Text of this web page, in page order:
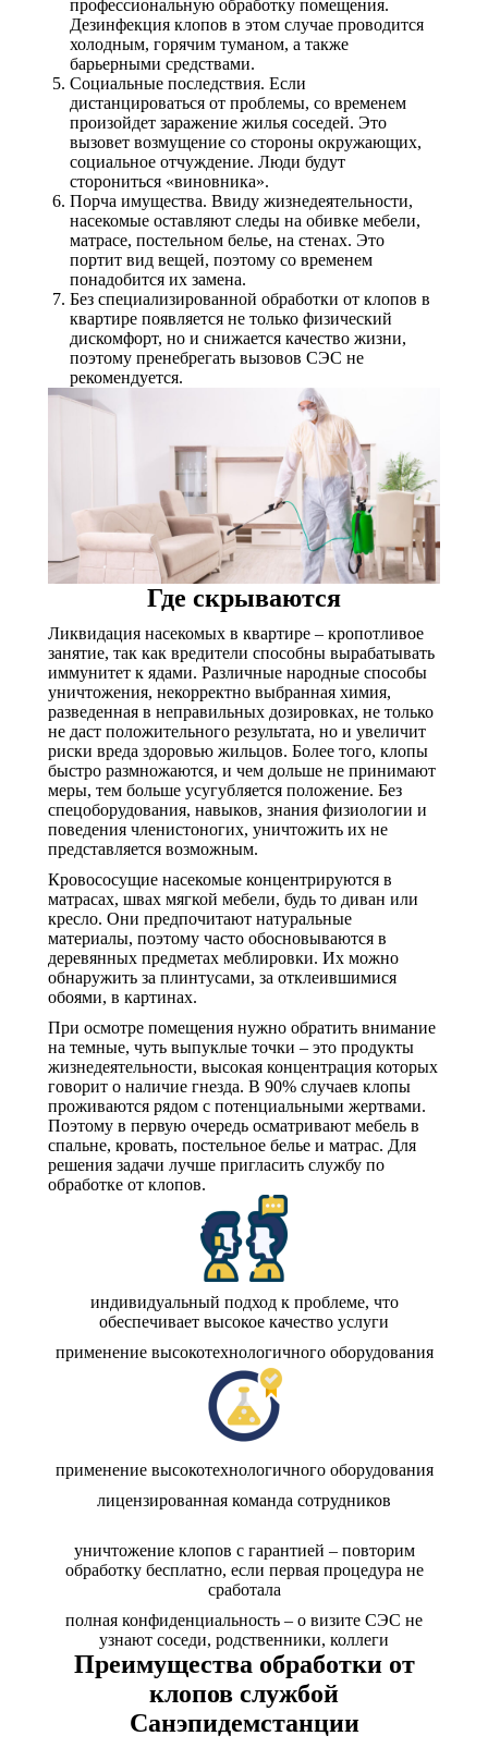
профессиональную обработку помещения.
Дезинфекция клопов в этом случае проводится
холодным, горячим туманом, а также
барьерными средствами.
Социальные последствия. Если
дистанцироваться от проблемы, со временем
произойдет заражение жилья соседей. Это
вызовет возмущение со стороны окружающих,
социальное отчуждение. Люди будут
сторониться «виновника».
Порча имущества. Ввиду жизнедеятельности,
насекомые оставляют следы на обивке мебели,
матрасе, постельном белье, на стенах. Это
портит вид вещей, поэтому со временем
понадобится их замена.
Без специализированной обработки от клопов в
квартире появляется не только физический
дискомфорт, но и снижается качество жизни,
поэтому пренебрегать вызовов СЭС не
рекомендуется.
Где скрываются
Ликвидация насекомых в квартире – кропотливое
занятие, так как вредители способны вырабатывать
иммунитет к ядами. Различные народные способы
уничтожения, некорректно выбранная химия,
разведенная в неправильных дозировках, не только
не даст положительного результата, но и увеличит
риски вреда здоровью жильцов. Более того, клопы
быстро размножаются, и чем дольше не принимают
меры, тем больше усугубляется положение. Без
спецоборудования, навыков, знания физиологии и
поведения членистоногих, уничтожить их не
представляется возможным.
Кровососущие насекомые концентрируются в
матрасах, швах мягкой мебели, будь то диван или
кресло. Они предпочитают натуральные
материалы, поэтому часто обосновываются в
деревянных предметах меблировки. Их можно
обнаружить за плинтусами, за отклеившимися
обоями, в картинах.
При осмотре помещения нужно обратить внимание
на темные, чуть выпуклые точки – это продукты
жизнедеятельности, высокая концентрация которых
говорит о наличие гнезда. В 90% случаев клопы
проживаются рядом с потенциальными жертвами.
Поэтому в первую очередь осматривают мебель в
спальне, кровать, постельное белье и матрас. Для
решения задачи лучше пригласить службу по
обработке от клопов.
индивидуальный подход к проблеме, что
обеспечивает высокое качество услуги
применение высокотехнологичного оборудования
применение высокотехнологичного оборудования
лицензированная команда сотрудников
уничтожение клопов с гарантией – повторим
обработку бесплатно, если первая процедура не
сработала
полная конфиденциальность – о визите СЭС не
узнают соседи, родственники, коллеги
Преимущества обработки от
клопов службой
Санэпидемстанции